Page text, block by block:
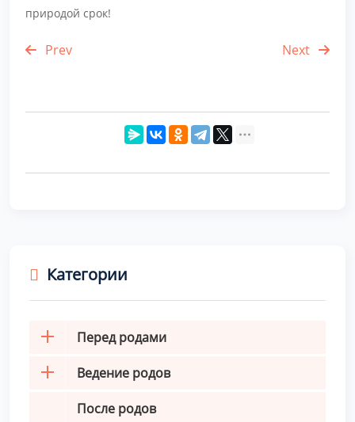
природой срок!
Prev Next
Категории
Перед родами
Ведение родов
После родов